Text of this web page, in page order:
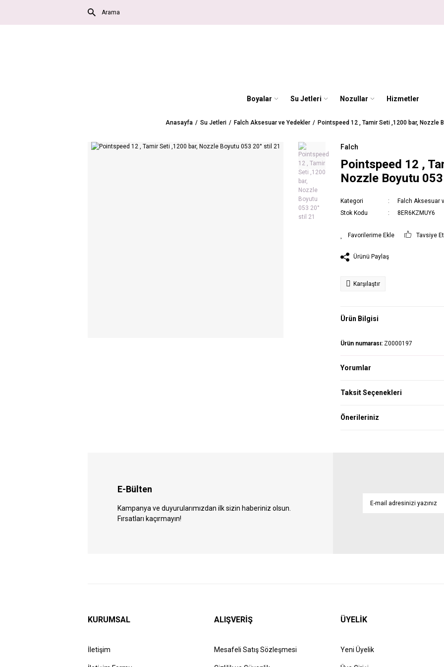
Boyalar Su Jetleri Nozullar Hizmetler
Anasayfa Su Jetleri Falch Aksesuar ve Yedekler Pointspeed 12 , Tamir Seti ,1200 bar, Nozzle
Falch
Pointspeed 12 ,
Nozzle Boyutu
Kategori
Falch Aksesuar
Stok Kodu
8ER6KZMUY6
Tavsiye Et
Ürünü Paylaş
Karşılaştır
Ürün Bilgisi
Ürün numarası: Z0000197
Yorumlar
Taksit Seçenekleri
Önerileriniz
E-Bülten
Kampanya ve duyurularımızdan ilk sizin haberiniz olsun.
Fırsatları kaçırmayın!
KURUMSAL
İletişim
ALIŞVERİŞ
Mesafeli Satış Sözleşmesi
ÜYELİK
Yeni Üyelik